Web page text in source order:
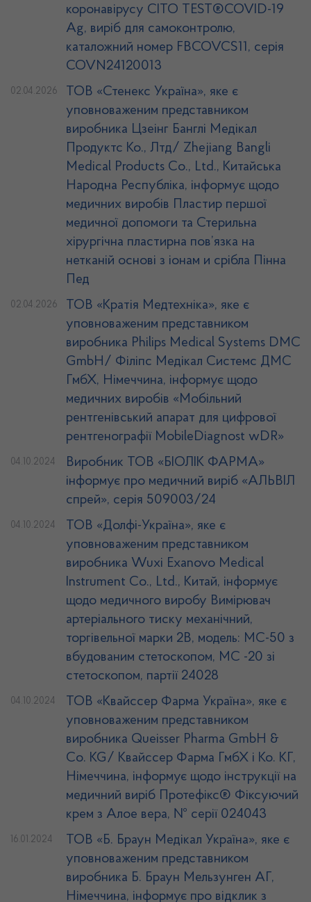
коронавірусу CITO TEST®COVID-19
Ag, виріб для самоконтролю,
каталожний номер FBCOVCS11, серія
COVN24120013
02.04.2026
ТОВ «Стенекс Україна», яке є
уповноваженим представником
виробника Цзеінг Банглі Медікал
Продуктс Ко., Лтд/ Zhejiang Bangli
Medical Products Co., Ltd., Китайська
Народна Республіка, інформує щодо
медичних виробів Пластир першої
медичної допомоги та Стерильна
хірургічна пластирна пов’язка на
нетканій основі з іонам и срібла Пінна
Пед
02.04.2026
ТОВ «Кратія Медтехніка», яке є
уповноваженим представником
виробника Philips Medical Systems DMC
GmbH/ Філіпс Медікал Системс ДМС
ГмбХ, Німеччина, інформує щодо
медичних виробів «Мобільний
рентгенівський апарат для цифрової
рентгенографії MobileDiagnost wDR»
04.10.2024
Виробник ТОВ «БІОЛІК ФАРМА»
інформує про медичний виріб «АЛЬВІЛ
спрей», серія 509003/24
04.10.2024
ТОВ «Долфі-Україна», яке є
уповноваженим представником
виробника Wuxi Exanovo Medical
Instrument Co., Ltd., Китай, інформує
щодо медичного виробу Вимірювач
артеріального тиску механічний,
торгівельної марки 2В, модель: МС-50 з
вбудованим стетоскопом, МС -20 зі
стетоскопом, партії 24028
04.10.2024
ТОВ «Квайссер Фарма Україна», яке є
уповноваженим представником
виробника Queisser Pharma GmbH &
Co. KG/ Квайссер Фарма ГмбХ і Ко. КГ,
Німеччина, інформує щодо інструкції на
медичний виріб Протефікс® Фіксуючий
крем з Алое вера, № серії 024043
16.01.2024
ТОВ «Б. Браун Медікал Україна», яке є
уповноваженим представником
виробника Б. Браун Мельзунген АГ,
Німеччина, інформує про відклик з